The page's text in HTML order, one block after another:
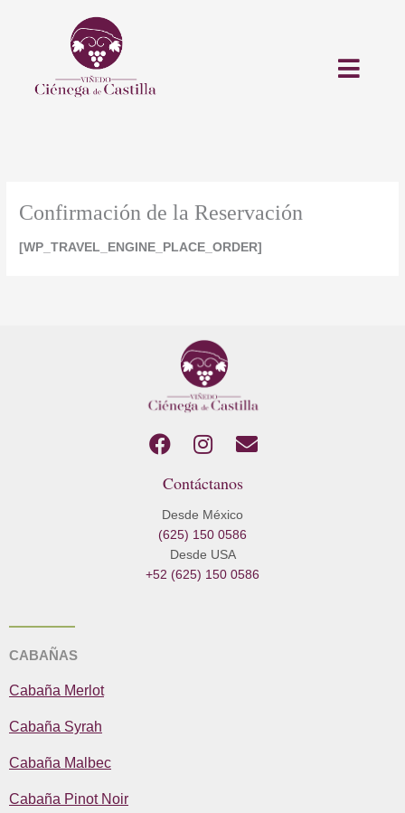
Confirmación de la Reservación
[WP_TRAVEL_ENGINE_PLACE_ORDER]
F
c
e
b
o
I
s
t
a
g
r
E
l
p
Contáctanos
Desde México
(625) 150 0586
Desde USA
+52 (625) 150 0586
CABAÑAS
Cabaña Merlot
Cabaña Syrah
Cabaña Malbec
Cabaña Pinot Noir